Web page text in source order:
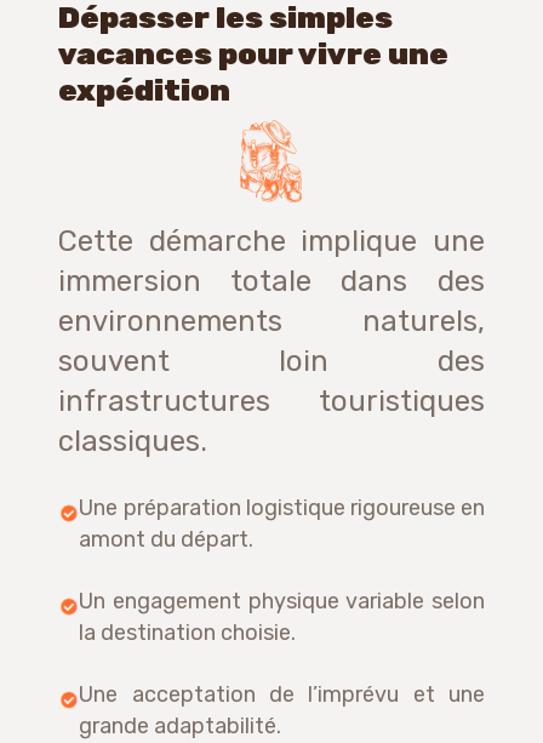
Dépasser les simples
vacances pour vivre une
expédition
Cette démarche implique une
immersion totale dans des
environnements naturels,
souvent loin des
infrastructures touristiques
classiques.
Une préparation logistique rigoureuse en
amont du départ.
Un engagement physique variable selon
la destination choisie.
Une acceptation de l’imprévu et une
grande adaptabilité.